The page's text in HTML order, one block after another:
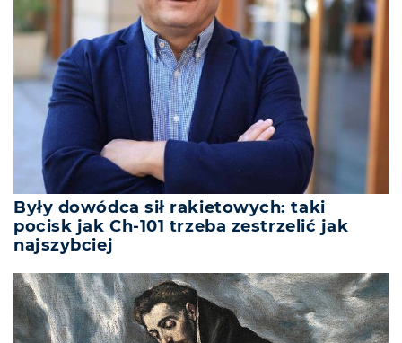
Były dowódca sił rakietowych: taki
pocisk jak Ch-101 trzeba zestrzelić jak
najszybciej